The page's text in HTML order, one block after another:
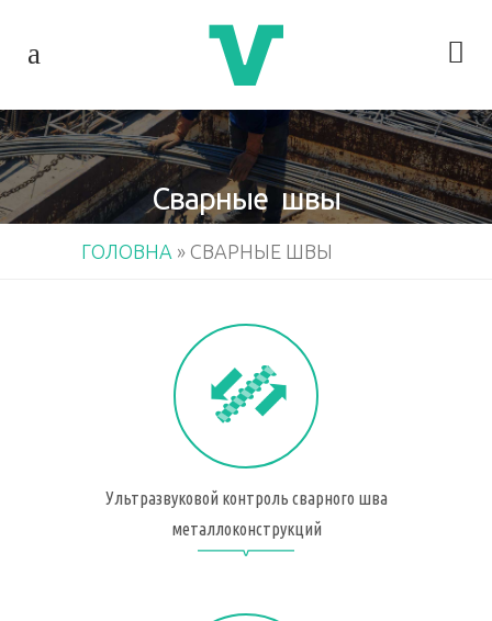
Сварные швы
ГОЛОВНА » СВАРНЫЕ ШВЫ
Ультразвуковой контроль сварного шва
металлоконструкций